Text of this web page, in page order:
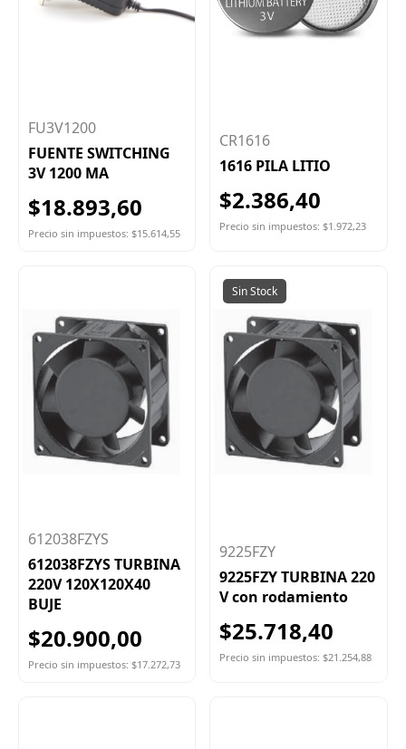
FU3V1200
FUENTE SWITCHING
3V 1200 MA
$18.893,60
Precio sin impuestos: $15.614,55
CR1616
1616 PILA LITIO
$2.386,40
Precio sin impuestos: $1.972,23
612038FZYS
612038FZYS TURBINA
220V 120X120X40
BUJE
$20.900,00
Precio sin impuestos: $17.272,73
Sin Stock
9225FZY
9225FZY TURBINA 220
V con rodamiento
$25.718,40
Precio sin impuestos: $21.254,88